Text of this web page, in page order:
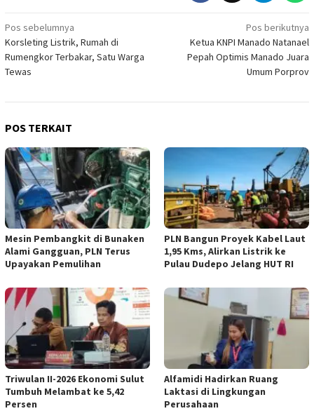
Navigasi
pos
Pos sebelumnya
Korsleting Listrik, Rumah di
Rumengkor Terbakar, Satu Warga
Tewas
Pos berikutnya
Ketua KNPI Manado Natanael
Pepah Optimis Manado Juara
Umum Porprov
POS TERKAIT
Mesin Pembangkit di Bunaken
Alami Gangguan, PLN Terus
Upayakan Pemulihan
PLN Bangun Proyek Kabel Laut
1,95 Kms, Alirkan Listrik ke
Pulau Dudepo Jelang HUT RI
Triwulan II-2026 Ekonomi Sulut
Tumbuh Melambat ke 5,42
Persen
Alfamidi Hadirkan Ruang
Laktasi di Lingkungan
Perusahaan